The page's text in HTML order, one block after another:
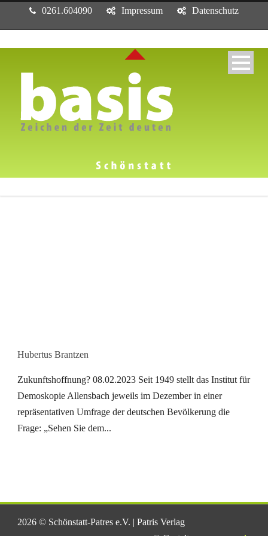
0261.604090 Impressum Datenschutz
Hubertus Brantzen
Zukunftshoffnung? 08.02.2023 Seit 1949 stellt das Institut für
Demoskopie Allensbach jeweils im Dezember in einer
repräsentativen Umfrage der deutschen Bevölkerung die
Frage: „Sehen Sie dem...
2026 © Schönstatt-Patres e.V. | Patris Verlag